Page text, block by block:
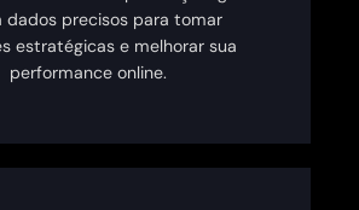
dados precisos para tomar
estratégicas e melhorar sua
performance online.